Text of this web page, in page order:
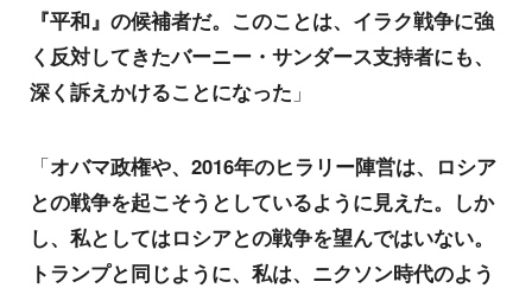
『平和』の候補者だ。このことは、イラク戦争に強
く反対してきたバーニー・サンダース支持者にも、
深く訴えかけることになった 」
「オバマ政権や、2016年のヒラリー陣営は、ロシア
との戦争を起こそうとしているように見えた。しか
し、私としてはロシアとの戦争を望んではいない。
トランプと同じように、私は、ニクソン時代のよう